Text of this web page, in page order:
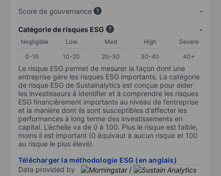
Score de gouvernance
-
Catégorie de risques ESG -
Negligible Low Med High
Severe
0-10
10-20 20-30 30-40 40+
Le risque ESG permet de mesurer la façon dont une
entreprise gère les risques ESG importants. La catégorie
de risque ESG de Sustainalytics est conçue pour aider
les investisseurs à identifier et à comprendre les risques
ESG financièrement importants au niveau de l’entreprise
et la manière dont ils sont susceptibles d’affecter les
performances à long terme des investissements en
capital. L’échelle va de 0 à 100. Plus le risque est faible,
moins il est important (0 équivaut à aucun risque et 100
au risque le plus élevé).
Télécharger la méthodologie ESG (en anglais)
Data provided by
/